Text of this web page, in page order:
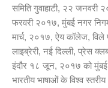
समिति गुवाहाटी, २२
फरवरी २०१७, मुंबई नगर
मार्च, २०१७, ऐय कॉलेज, विले
लाइब्रेरी, नई दिल्ली, प्रेस
इंदौर १८ जून, २०१७ को
भारतीय भाषाओं के विश्व